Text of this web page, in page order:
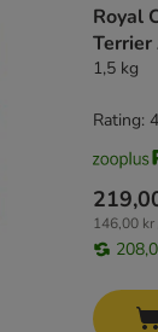
Royal
1,5 kg
146,00 kr
Rating: